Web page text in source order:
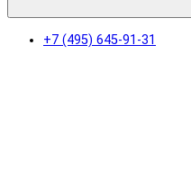
+7 (495) 645-91-31